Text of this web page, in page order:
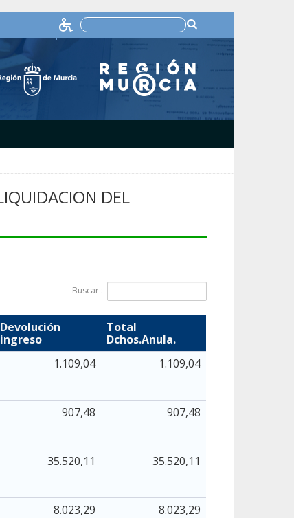
DEL
Buscar :
Devolución
ingreso
Total
Dchos.Anula.
1.109,04 1.109,04
907,48 907,48
35.520,11 35.520,11
8.023,29 8.023,29